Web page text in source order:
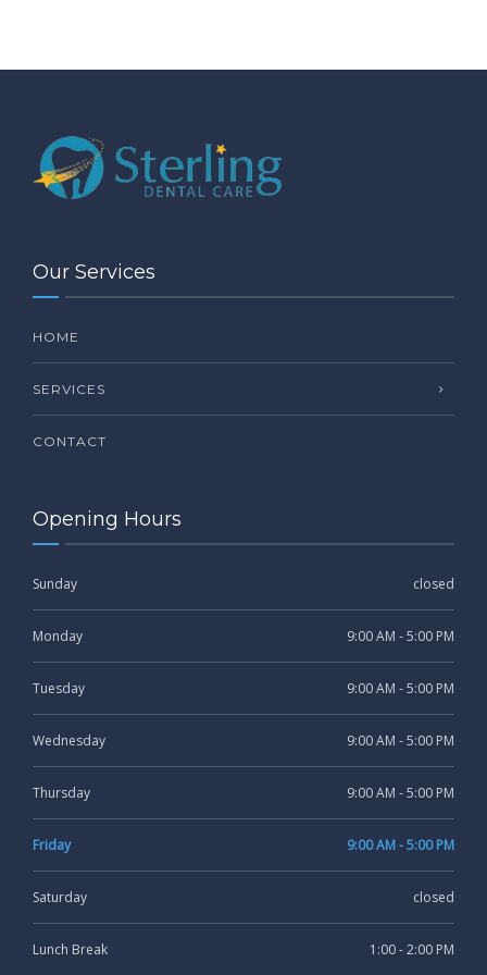
Our Services
HOME
SERVICES
CONTACT
Opening Hours
Sunday closed
Monday 9:00 AM - 5:00 PM
Tuesday 9:00 AM - 5:00 PM
Wednesday 9:00 AM - 5:00 PM
Thursday 9:00 AM - 5:00 PM
Friday 9:00 AM - 5:00 PM
Saturday closed
Lunch Break 1:00 - 2:00 PM